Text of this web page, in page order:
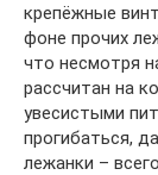
крепёжные
фоне прочих
что несмотря
рассчитан на
увесистыми
прогибаться,
лежанки –